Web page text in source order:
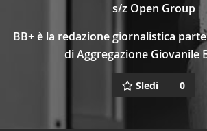
s/z Open Group
BB+ è la redazione giornalistica
di Aggregazione Giovanile
Sledi 0